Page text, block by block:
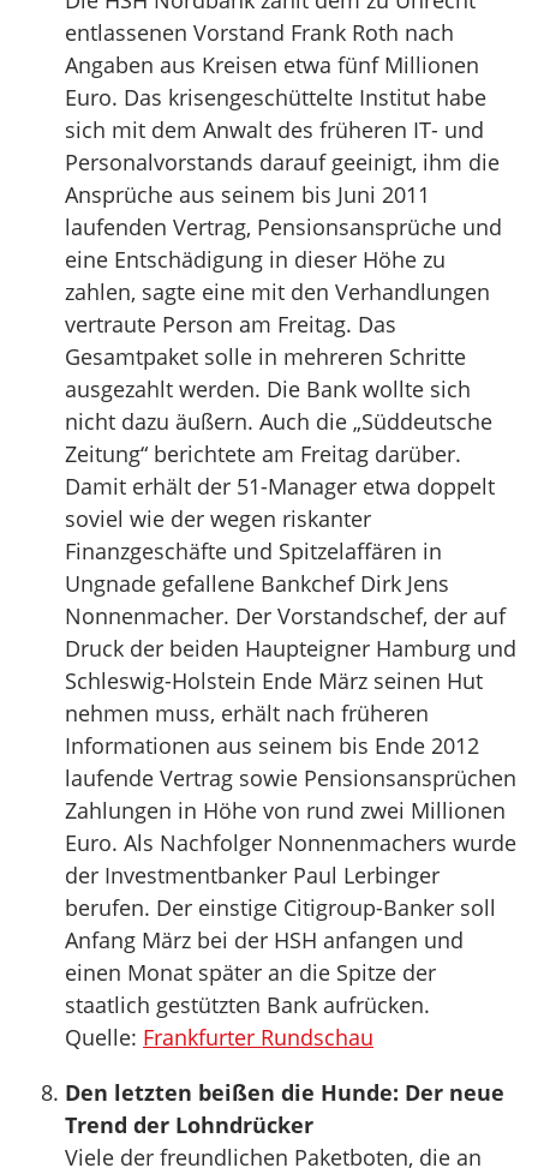
entlassenen Vorstand Frank Roth nach
Angaben aus Kreisen etwa fünf Millionen
Euro. Das krisengeschüttelte Institut habe
sich mit dem Anwalt des früheren IT- und
Personalvorstands darauf geeinigt, ihm die
Ansprüche aus seinem bis Juni 2011
laufenden Vertrag, Pensionsansprüche und
eine Entschädigung in dieser Höhe zu
zahlen, sagte eine mit den Verhandlungen
vertraute Person am Freitag. Das
Gesamtpaket solle in mehreren Schritte
ausgezahlt werden. Die Bank wollte sich
nicht dazu äußern. Auch die „Süddeutsche
Zeitung“ berichtete am Freitag darüber.
Damit erhält der 51-Manager etwa doppelt
soviel wie der wegen riskanter
Finanzgeschäfte und Spitzelaffären in
Ungnade gefallene Bankchef Dirk Jens
Nonnenmacher. Der Vorstandschef, der auf
Druck der beiden Haupteigner Hamburg und
Schleswig-Holstein Ende März seinen Hut
nehmen muss, erhält nach früheren
Informationen aus seinem bis Ende 2012
laufende Vertrag sowie Pensionsansprüchen
Zahlungen in Höhe von rund zwei Millionen
Euro. Als Nachfolger Nonnenmachers wurde
der Investmentbanker Paul Lerbinger
berufen. Der einstige Citigroup-Banker soll
Anfang März bei der HSH anfangen und
einen Monat später an die Spitze der
staatlich gestützten Bank aufrücken.
Quelle: Frankfurter Rundschau
Den letzten beißen die Hunde: Der neue
Trend der Lohndrücker
Viele der freundlichen Paketboten, die an